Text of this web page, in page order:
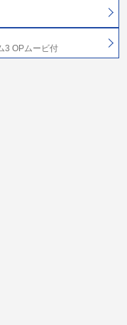
3 OPムービ付